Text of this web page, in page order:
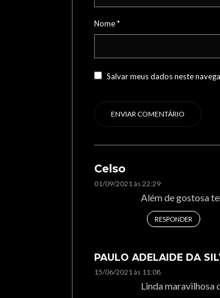
Nome*
Salvar meus dados neste
Celso
01/09/2021 às 22:29
Além de gostosa
RESPONDER
PAULO ADELAIDE DA
15/06/2021 às 11:08
Linda maravilhosa